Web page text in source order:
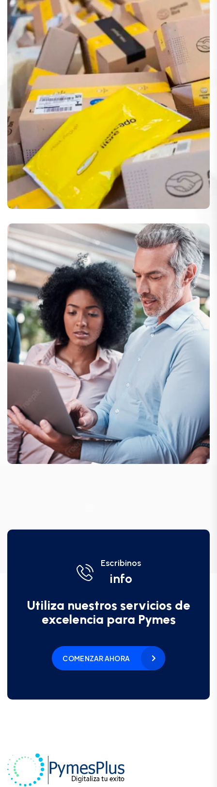
Escribinos
info
Utiliza nuestros servicios de
excelencia para Pymes
COMENZAR AHORA